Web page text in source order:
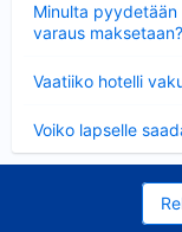
Minulta
varaus maksetaan?
Vaatiiko hotelli
Voiko lapselle